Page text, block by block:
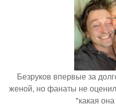
Безруков впервые за
женой, но фанаты не
"какая